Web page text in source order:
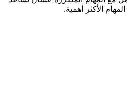
الأكثر أهمية.